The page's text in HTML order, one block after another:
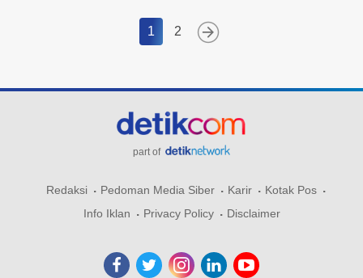
1 2
part of
Redaksi Pedoman Media Siber Karir
Kotak Pos
Info Iklan
Privacy Policy Disclaimer